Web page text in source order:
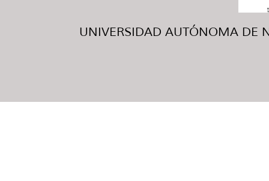
UNIVERSIDAD AUTÓNOMA DE